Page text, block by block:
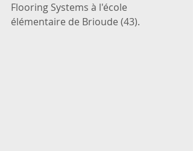
Flooring Systems à l'école
élémentaire de Brioude (43).